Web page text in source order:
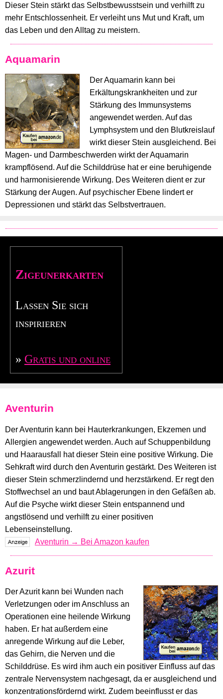
Dieser Stein stärkt das Selbstbewusstsein und verhilft zu
mehr Entschlossenheit. Er verleiht uns Mut und Kraft, um
das Leben und den Alltag zu meistern.
Aquamarin
Der Aquamarin kann bei
Erkältungskrankheiten und zur
Stärkung des Immunsystems
angewendet werden. Auf das
Lymphsystem und den Blutkreislauf
wirkt dieser Stein ausgleichend. Bei
Magen- und Darmbeschwerden wirkt der Aquamarin
krampflösend. Auf die Schilddrüse hat er eine beruhigende
und harmonisierende Wirkung. Des Weiteren dient er zur
Stärkung der Augen. Auf psychischer Ebene lindert er
Depressionen und stärkt das Selbstvertrauen.
Zigeunerkarten
Lassen Sie sich
inspirieren
» Gratis und online
Aventurin
Der Aventurin kann bei Hauterkrankungen, Ekzemen und
Allergien angewendet werden. Auch auf Schuppenbildung
und Haarausfall hat dieser Stein eine positive Wirkung. Die
Sehkraft wird durch den Aventurin gestärkt. Des Weiteren ist
dieser Stein schmerzlindernd und herzstärkend. Er regt den
Stoffwechsel an und baut Ablagerungen in den Gefäßen ab.
Auf die Psyche wirkt dieser Stein entspannend und
angstlösend und verhilft zu einer positiven
Lebenseinstellung.
Aventurin → Bei Amazon kaufen
Azurit
Der Azurit kann bei Wunden nach
Verletzungen oder im Anschluss an
Operationen eine heilende Wirkung
haben. Er hat außerdem eine
anregende Wirkung auf die Leber,
das Gehirn, die Nerven und die
Schilddrüse. Es wird ihm auch ein positiver Einfluss auf das
zentrale Nervensystem nachgesagt, da er ausgleichend und
konzentrationsfördernd wirkt. Zudem beeinflusst er das